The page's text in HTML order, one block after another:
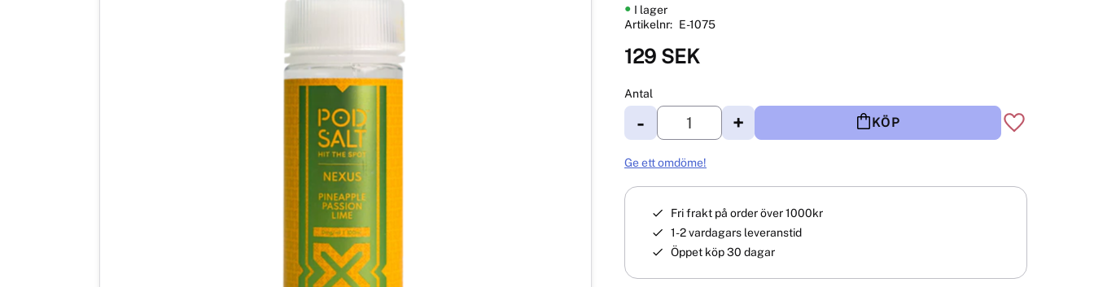
129 SEK
Antal
+
- KÖP
Lägg till i
I lager
Artikelnr
E-1075
Ge ett omdöme!
Fri frakt på order över 1000kr
1-2 vardagars leveranstid
Öppet köp 30 dagar